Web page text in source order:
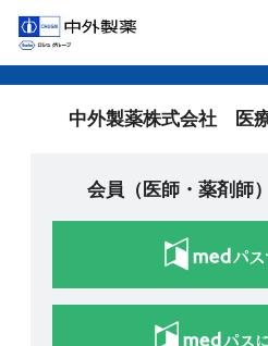
中外製薬株式会社 医
会員（医師・薬剤師